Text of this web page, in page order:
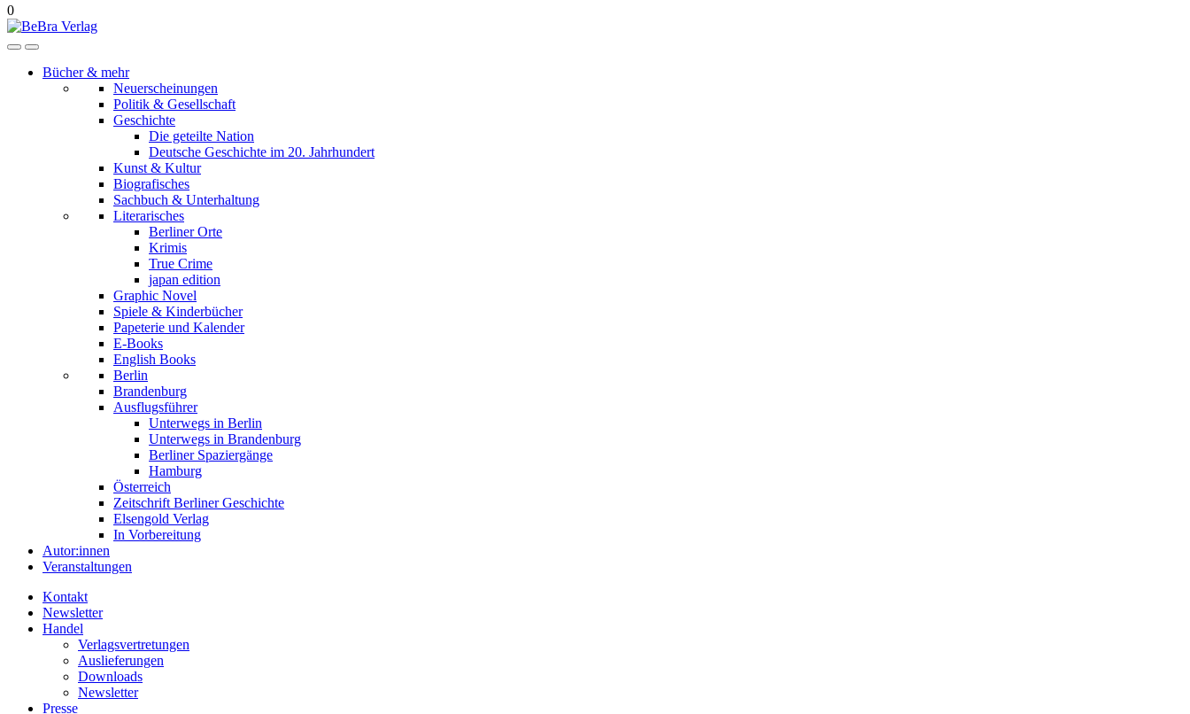
0
Bücher & mehr
Neuerscheinungen
Politik & Gesellschaft
Geschichte
Die geteilte Nation
Deutsche Geschichte im 20. Jahrhundert
Kunst & Kultur
Biografisches
Sachbuch & Unterhaltung
Literarisches
Berliner Orte
Krimis
True Crime
japan edition
Graphic Novel
Spiele & Kinderbücher
Papeterie und Kalender
E-Books
English Books
Berlin
Brandenburg
Ausflugsführer
Unterwegs in Berlin
Unterwegs in Brandenburg
Berliner Spaziergänge
Hamburg
Österreich
Zeitschrift Berliner Geschichte
Elsengold Verlag
In Vorbereitung
Autor:innen
Veranstaltungen
Kontakt
Newsletter
Handel
Verlagsvertretungen
Auslieferungen
Downloads
Newsletter
Presse